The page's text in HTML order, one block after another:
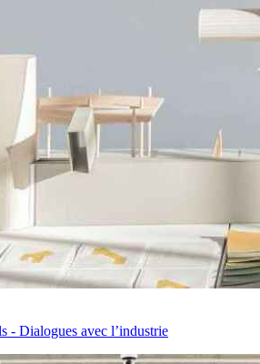
- Dialogues avec l’industrie